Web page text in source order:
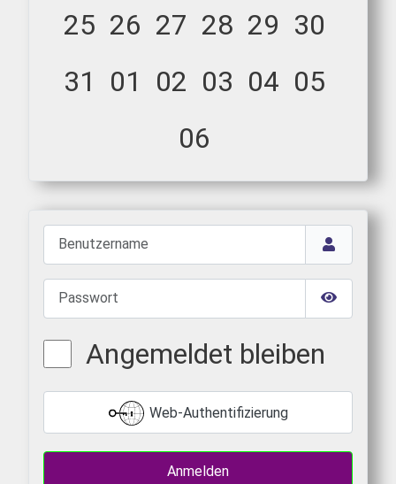
25 26 27 28 29 30
31
01 02 03 04 05
06
Benutzername
Passwort
Passwort
Angemeldet bleiben
Web-Authentifizierung
Anmelden